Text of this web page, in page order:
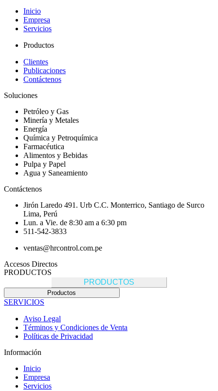
Inicio
Empresa
Servicios
Productos
Clientes
Publicaciones
Contáctenos
Soluciones
Petróleo y Gas
Minería y Metales
Energía
Química y Petroquímica
Farmacéutica
Alimentos y Bebidas
Pulpa y Papel
Agua y Saneamiento
Contáctenos
Jirón Laredo 491. Urb C.C. Monterrico, Santiago de Surco
Lima, Perú
Lun. a Vie. de 8:30 am a 6:30 pm
511-542-3833
ventas@hrcontrol.com.pe
Accesos Directos
PRODUCTOS
PRODUCTOS
Productos
SERVICIOS
Aviso Legal
Términos y Condiciones de Venta
Políticas de Privacidad
Información
Inicio
Empresa
Servicios